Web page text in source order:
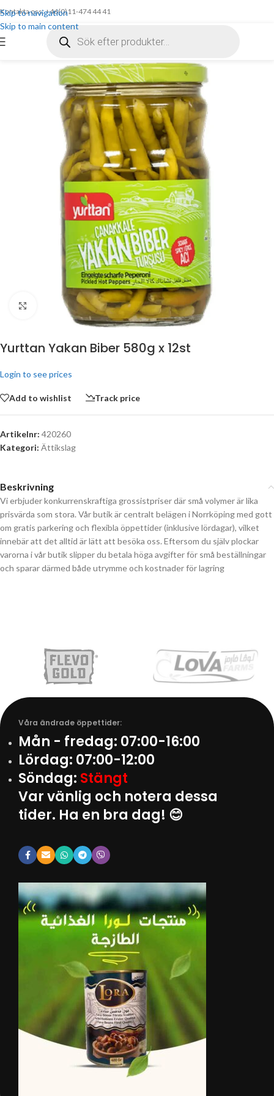
Skip to navigation
Skip to main content
Kontakta oss: +46(0)11-474 44 41
Click to enlarge
Yurttan Yakan Biber 580g x 12st
Login to see prices
Add to wishlist Track price
Artikelnr: 420260
Kategori: Ättikslag
Beskrivning
Vi erbjuder konkurrenskraftiga grossistpriser där små volymer är lika
prisvärda som stora. Vår butik är centralt belägen i Norrköping med gott
om gratis parkering och flexibla öppettider (inklusive lördagar), vilket
innebär att det alltid är lätt att besöka oss. Eftersom du själv plockar
varorna i vår butik slipper du betala höga avgifter för små beställningar
och sparar därmed både utrymme och kostnader för lagring
Våra ändrade öppettider:
Mån - fredag: 07:00-16:00
Lördag: 07:00-12:00
Söndag: Stängt
Var vänlig och notera dessa
tider. Ha en bra dag! 😊